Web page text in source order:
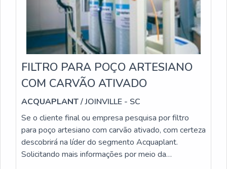
FILTRO PARA POÇO ARTESIANO
COM CARVÃO ATIVADO
ACQUAPLANT/ JOINVILLE - SC
Se o cliente final ou empresa pesquisa por filtro
para poço artesiano com carvão ativado, com certeza
descobrirá na líder do segmento Acquaplant.
Solicitando mais informações por meio da